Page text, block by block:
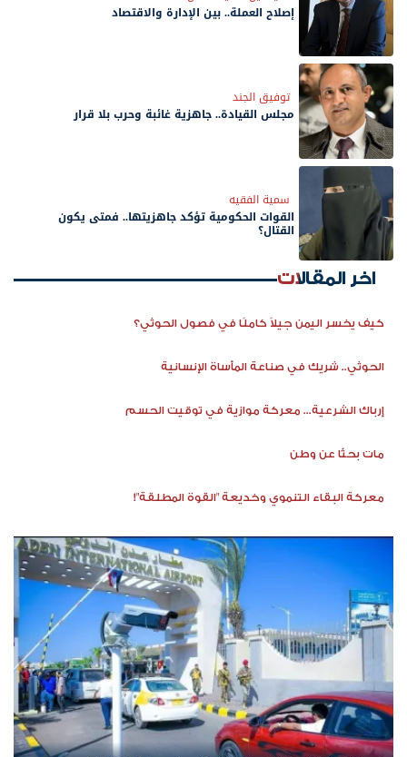
إصلاح العملة.. بين الإدارة والاقتصاد
توفيق الجند
مجلس القيادة.. جاهزية غائبة وحرب بلا قرار
سمية الفقيه
القوات الحكومية تؤكد جاهزيتها.. فمتى يكون
القتال؟
اخر المقالات
كيف يخسر اليمن جيلاً كاملًا في فصول الحوثي؟
الحوثي.. شريك في صناعة المأساة الإنسانية
إرباك الشرعية... معركة موازية في توقيت الحسم
مات بحثًا عن وطن
معركة البقاء التنموي وخديعة "القوة المطلقة"!